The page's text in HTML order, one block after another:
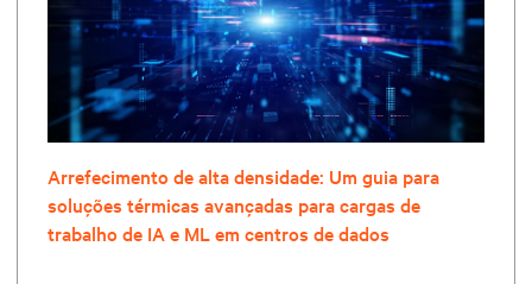
Arrefecimento de alta densidade: Um guia para
soluções térmicas avançadas para cargas de
trabalho de IA e ML em centros de dados